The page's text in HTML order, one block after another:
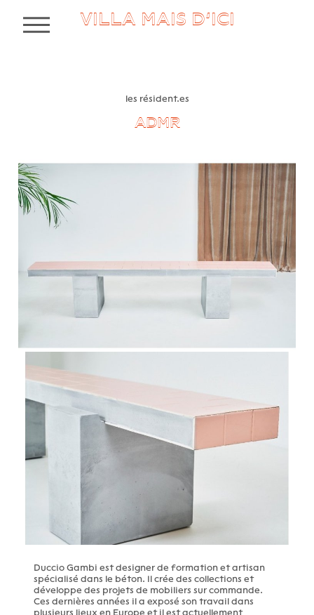
VILLA MAIS D’ICI
MENU
les résident.es
ADMR
Duccio Gambi est designer de formation et artisan
spécialisé dans le béton. Il crée des collections et
développe des projets de mobiliers sur commande.
Ces dernières années il a exposé son travail dans
plusieurs lieux en Europe et il est actuellement